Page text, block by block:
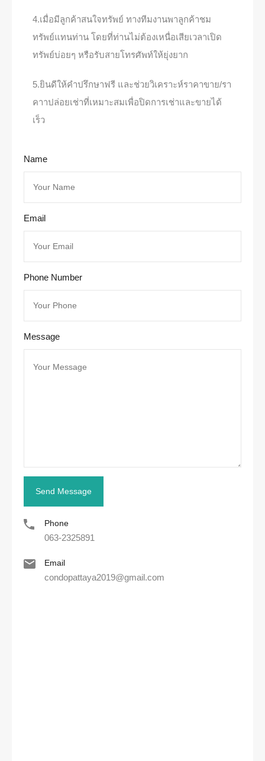
4.เมื่อมีลูกค้าสนใจทรัพย์ ทางทีมงานพาลูกค้าชม
ทรัพย์แทนท่าน โดยที่ท่านไม่ต้องเหนื่อเสียเวลาเปิด
ทรัพย์บ่อยๆ หรือรับสายโทรศัพท์ให้ยุ่งยาก
5.ยินดีให้คำปรึกษาฟรี และช่วยวิเคราะห์ราคาขาย/รา
คาาปล่อยเช่าที่เหมาะสมเพื่อปิดการเช่าและขายได้
เร็ว
Name
Email
Phone Number
Message
Phone
063-2325891
Email
condopattaya2019@gmail.com